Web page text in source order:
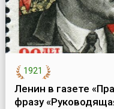
1921
Ленин в газете
фразу